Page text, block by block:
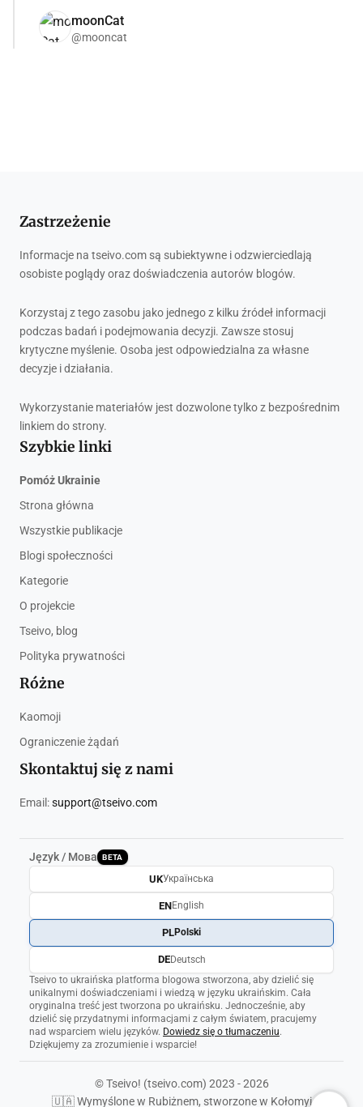
moonCat
@mooncat
Zastrzeżenie
Informacje na tseivo.com są subiektywne i odzwierciedlają
osobiste poglądy oraz doświadczenia autorów blogów.
Korzystaj z tego zasobu jako jednego z kilku źródeł informacji
podczas badań i podejmowania decyzji. Zawsze stosuj
krytyczne myślenie. Osoba jest odpowiedzialna za własne
decyzje i działania.
Wykorzystanie materiałów jest dozwolone tylko z bezpośrednim
linkiem do strony.
Szybkie linki
Pomóż Ukrainie
Strona główna
Wszystkie publikacje
Blogi społeczności
Kategorie
O projekcie
Tseivo, blog
Polityka prywatności
Różne
Kaomoji
Ograniczenie żądań
Skontaktuj się z nami
Email:support@tseivo.com
Język / Мова BETA
Tseivo to ukraińska platforma blogowa stworzona, aby dzielić się
unikalnymi doświadczeniami i wiedzą w języku ukraińskim. Cała
oryginalna treść jest tworzona po ukraińsku. Jednocześnie, aby
dzielić się przydatnymi informacjami z całym światem, pracujemy
nad wsparciem wielu języków. Dowiedz się o tłumaczeniu.
Dziękujemy za zrozumienie i wsparcie!
UKУкраїнська
ENEnglish
PLPolski
DEDeutsch
© Tseivo! (tseivo.com) 2023 - 2026
🇺🇦 Wymyślone w Rubiżnem, stworzone w Kołomyi